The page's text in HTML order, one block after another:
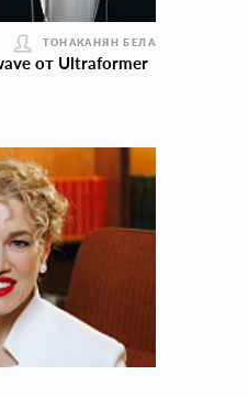
ТОНАКАНЯН БЕЛА
от Ultraformer